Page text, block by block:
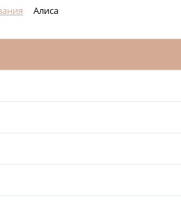
Алиса